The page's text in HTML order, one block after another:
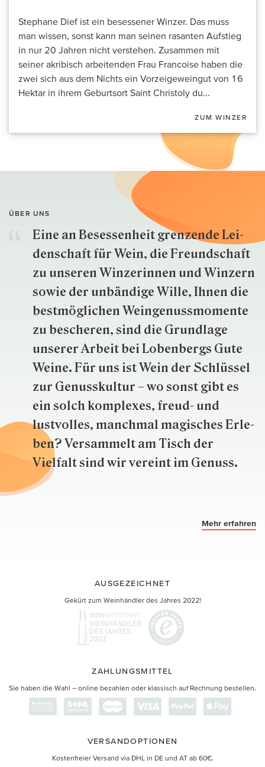
Stephane Dief ist ein besessener Winzer. Das muss
man wissen, sonst kann man seinen rasanten Aufstieg
in nur 20 Jahren nicht verstehen. Zusammen mit
seiner akribisch arbeitenden Frau Francoise haben die
zwei sich aus dem Nichts ein Vorzeigeweingut von 16
Hektar in ihrem Geburtsort Saint Christoly du...
ZUM WINZER
ÜBER UNS
Eine an Besessenheit gren­zende Lei­
den­schaft für Wein, die Freund­schaft
zu unseren Win­zer­innen und Win­zern
so­wie der un­bän­dige Wille, Ihnen die
best­mög­lich­en Wein­genuss­momente
zu besche­ren, sind die Grund­lage
unserer Arbeit bei Lobenbergs Gute
Weine. Für uns ist Wein der Schlüs­sel
zur Genuss­kultur – wo sonst gibt es
ein solch kom­plexes, freud- und
lustvolles, manchmal ma­gisch­es Er­le­
ben? Versammelt am Tisch der
Vielfalt sind wir ver­eint im Genuss.
Mehr erfahren
AUSGEZEICHNET
Gekürt zum Weinhändler des Jahres 2022!
ZAHLUNGSMITTEL
Sie haben die Wahl – online bezahlen oder klassisch auf Rechnung bestellen.
VERSANDOPTIONEN
Kostenfreier Versand via DHL in DE und AT ab 60€.